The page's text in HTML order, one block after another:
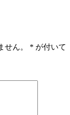
ん。 * が付いて